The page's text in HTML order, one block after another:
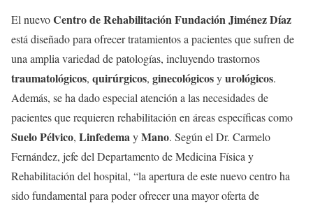
El nuevoCentro de Rehabilitación Fundación Jiménez Díaz
está diseñado para ofrecer tratamientos a pacientes que sufren de
una amplia variedad de patologías, incluyendo trastornos
traumatológicos, quirúrgicos, ginecológicosyurológicos.
Además, se ha dado especial atención a las necesidades de
pacientes que requieren rehabilitación en áreas específicas como
Suelo Pélvico, LinfedemayMano. Según el Dr. Carmelo
Fernández, jefe del Departamento de Medicina Física y
Rehabilitación del hospital, “la apertura de este nuevo centro ha
sido fundamental para poder ofrecer una mayor oferta de